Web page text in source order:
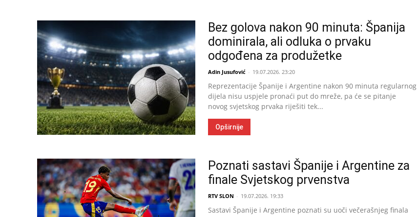
Bez golova nakon 90 minuta: Španija
dominirala, ali odluka o prvaku
odgođena za produžetke
Adin Jusufović - 19.07.2026. 23:20
Reprezentacije Španije i Argentine nakon 90 minuta regularnog
dijela nisu uspjele pronaći put do mreže, pa će se pitanje
novog svjetskog prvaka riješiti tek...
Opširnije
Poznati sastavi Španije i Argentine za
finale Svjetskog prvenstva
RTV SLON - 19.07.2026. 19:33
Sastavi Španije i Argentine poznati su uoči večerašnjeg finala